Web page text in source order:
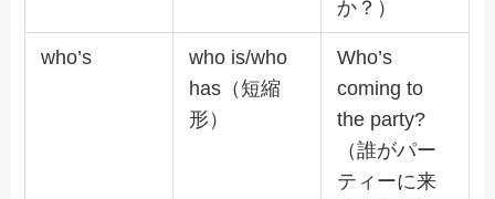
か？）
who’s
who is/who
has（短縮
形）
Who’s
coming to
the party?
（誰がパー
ティーに来